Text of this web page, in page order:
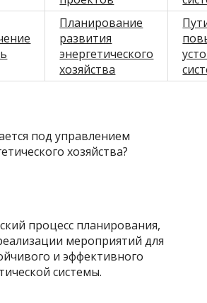
Планирование
развития
энергетического
хозяйства
под управлением
хозяйства?
процесс планирования,
мероприятий для
и эффективного
системы.